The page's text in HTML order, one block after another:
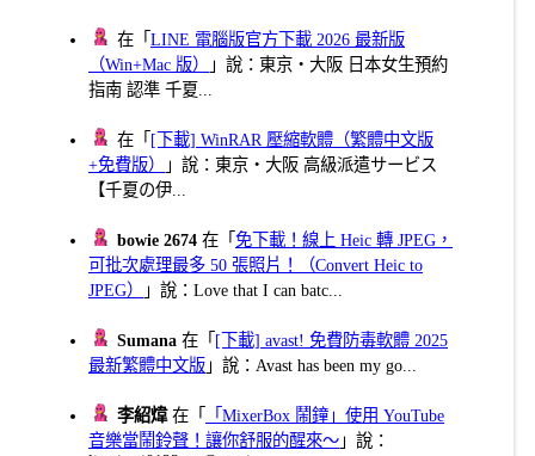
在「LINE 電腦版官方下載 2026 最新版
（Win+Mac 版）
」說：東京・大阪 日本女生預約
指南 認準 千夏...
在「 [下載] WinRAR 壓縮軟體（繁體中文版
+免費版）
」說：東京・大阪 高級派遣サービス
【千夏の伊...
bowie 2674 在「免下載！線上 Heic 轉 JPEG，
可批次處理最多 50 張照片！（Convert Heic to
JPEG）
」說：Love that I can batc...
Sumana 在「 [下載] avast! 免費防毒軟體 2025
最新繁體中文版 」說：Avast has been my go...
李紹煒在「
「MixerBox 鬧鐘」使用 YouTube
音樂當鬧鈴聲！讓你舒服的醒來～ 」說：